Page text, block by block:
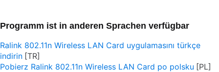
Programm ist in anderen Sprachen verfügbar
Ralink 802.11n Wireless LAN Card uygulamasını türkçe
indirin
Pobierz Ralink 802.11n Wireless LAN Card po polsku